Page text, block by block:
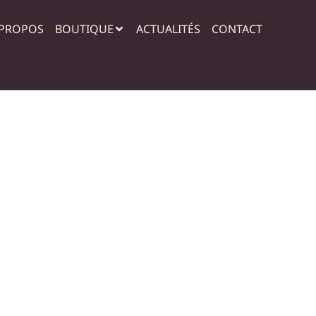
BOUTIQUE ACTUALITÉS CONTACT